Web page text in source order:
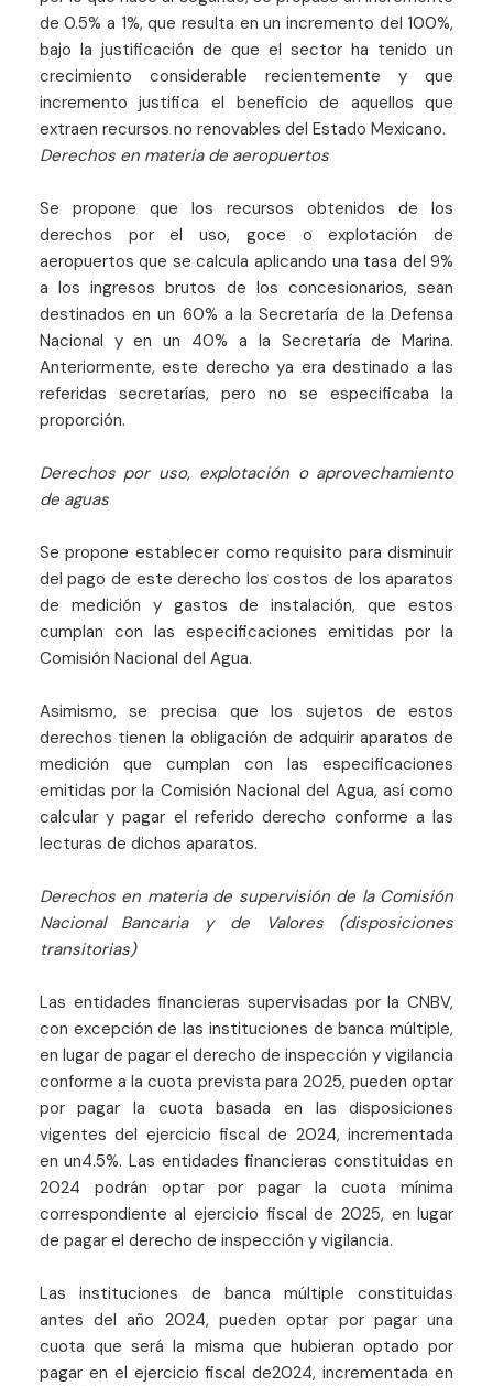
de 0.5% a 1%, que resulta en un incremento del 100%,
bajo la justificación de que el sector ha tenido un
crecimiento considerable recientemente y que
incremento justifica el beneficio de aquellos que
extraen recursos no renovables del Estado Mexicano.
Derechos en materia de aeropuertos
Se propone que los recursos obtenidos de los
derechos por el uso, goce o explotación de
aeropuertos que se calcula aplicando una tasa del 9%
a los ingresos brutos de los concesionarios, sean
destinados en un 60% a la Secretaría de la Defensa
Nacional y en un 40% a la Secretaría de Marina.
Anteriormente, este derecho ya era destinado a las
referidas secretarías, pero no se especificaba la
proporción.
Derechos por uso, explotación o aprovechamiento
de aguas
Se propone establecer como requisito para disminuir
del pago de este derecho los costos de los aparatos
de medición y gastos de instalación, que estos
cumplan con las especificaciones emitidas por la
Comisión Nacional del Agua.
Asimismo, se precisa que los sujetos de estos
derechos tienen la obligación de adquirir aparatos de
medición que cumplan con las especificaciones
emitidas por la Comisión Nacional del Agua, así como
calcular y pagar el referido derecho conforme a las
lecturas de dichos aparatos.
Derechos en materia de supervisión de la Comisión
Nacional Bancaria y de Valores (disposiciones
transitorias)
Las entidades financieras supervisadas por la CNBV,
con excepción de las instituciones de banca múltiple,
en lugar de pagar el derecho de inspección y vigilancia
conforme a la cuota prevista para 2025, pueden optar
por pagar la cuota basada en las disposiciones
vigentes del ejercicio fiscal de 2024, incrementada
en un4.5%. Las entidades financieras constituidas en
2024 podrán optar por pagar la cuota mínima
correspondiente al ejercicio fiscal de 2025, en lugar
de pagar el derecho de inspección y vigilancia.
Las instituciones de banca múltiple constituidas
antes del año 2024, pueden optar por pagar una
cuota que será la misma que hubieran optado por
pagar en el ejercicio fiscal de2024, incrementada en